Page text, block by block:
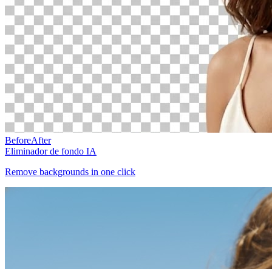
BeforeAfter
Eliminador de fondo IA
Remove backgrounds in one click